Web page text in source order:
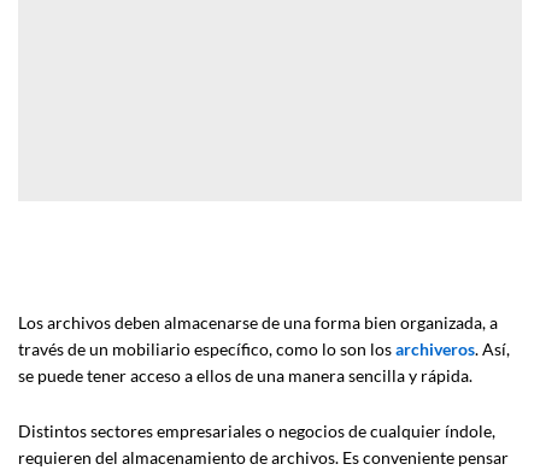
Los archivos deben almacenarse de una forma bien organizada, a
través de un mobiliario específico, como lo son losarchiveros. Así,
se puede tener acceso a ellos de una manera sencilla y rápida.
Distintos sectores empresariales o negocios de cualquier índole,
requieren del almacenamiento de archivos. Es conveniente pensar